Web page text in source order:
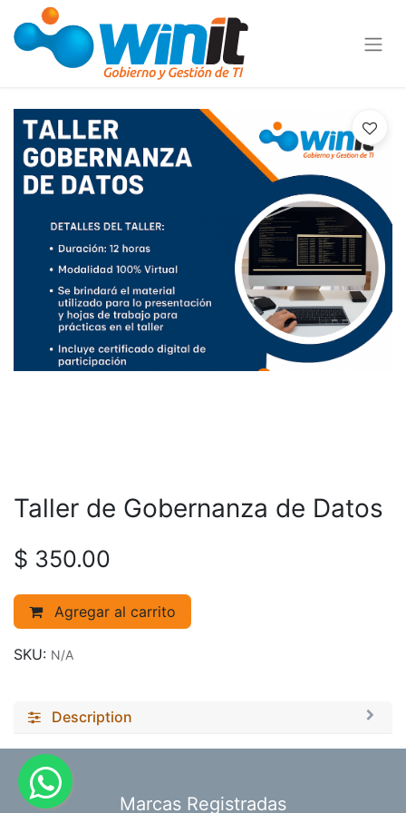
Taller de Gobernanza de Datos
$ 350.00
Agregar al carrito
SKU: N/A
Description
​Marcas Registradas